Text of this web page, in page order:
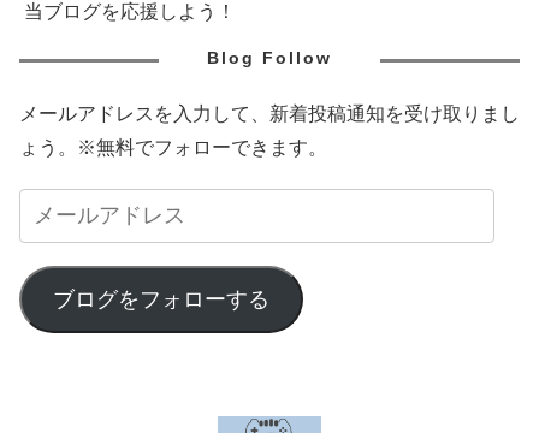
当ブログを応援しよう！
Blog Follow
メールアドレスを入力して、新着投稿通知を受け取りまし
ょう。※無料でフォローできます。
ブログをフォローする